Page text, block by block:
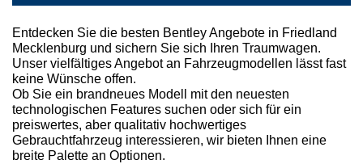
Entdecken Sie die besten Bentley Angebote in Friedland
Mecklenburg und sichern Sie sich Ihren Traumwagen.
Unser vielfältiges Angebot an Fahrzeugmodellen lässt fast
keine Wünsche offen.
Ob Sie ein brandneues Modell mit den neuesten
technologischen Features suchen oder sich für ein
preiswertes, aber qualitativ hochwertiges
Gebrauchtfahrzeug interessieren, wir bieten Ihnen eine
breite Palette an Optionen.